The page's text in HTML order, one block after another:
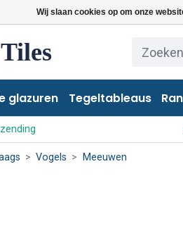
Wij slaan cookies op om onze
glazuren Tegeltableaus
Vogels Meeuwen